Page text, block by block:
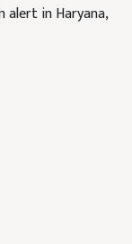
alert in Haryana,